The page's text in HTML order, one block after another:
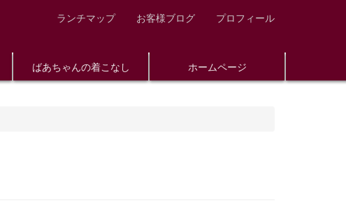
ランチマップ お客様ブログ プロフィール
ばあちゃんの着こなし ホームページ